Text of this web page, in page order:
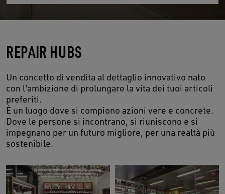
REPAIR HUBS
Un concetto di vendita al dettaglio innovativo nato
con l'ambizione di prolungare la vita dei tuoi articoli
preferiti.
È un luogo dove si compiono azioni vere e concrete.
Dove le persone si incontrano, si riuniscono e si
impegnano per un futuro migliore, per una realtà più
sostenibile.